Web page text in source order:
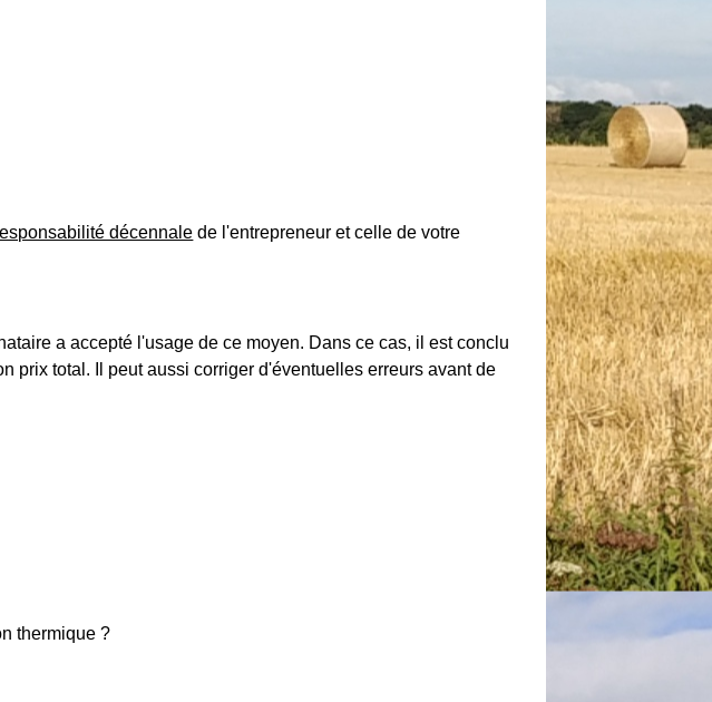
décennale de l'entrepreneur et celle de votre
a accepté l'usage de ce moyen. Dans ce cas, il est conclu
prix total. Il peut aussi corriger d'éventuelles erreurs avant de
thermique ?